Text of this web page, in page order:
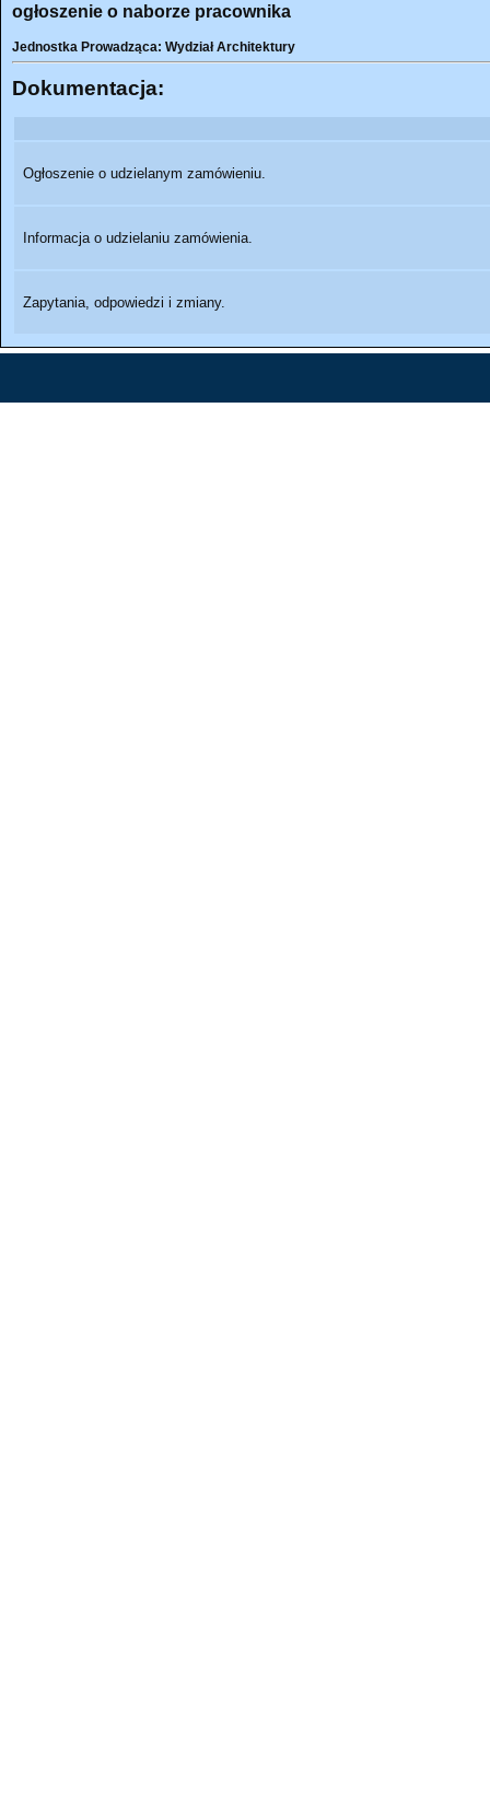
ogłoszenie o naborze pracownika
Jednostka Prowadząca: Wydział Architektury
Dokumentacja:
Ogłoszenie o udzielanym zamówieniu.
Informacja o udzielaniu zamówienia.
Zapytania, odpowiedzi i zmiany.